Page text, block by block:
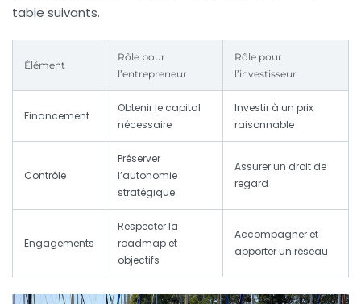
table suivants.
Élément
Rôle pour
l’entrepreneur
Rôle pour
l’investisseur
Financement
Obtenir le capital
nécessaire
Investir à un prix
raisonnable
Contrôle
Préserver
l’autonomie
stratégique
Assurer un droit de
regard
Engagements
Respecter la
roadmap et
objectifs
Accompagner et
apporter un réseau